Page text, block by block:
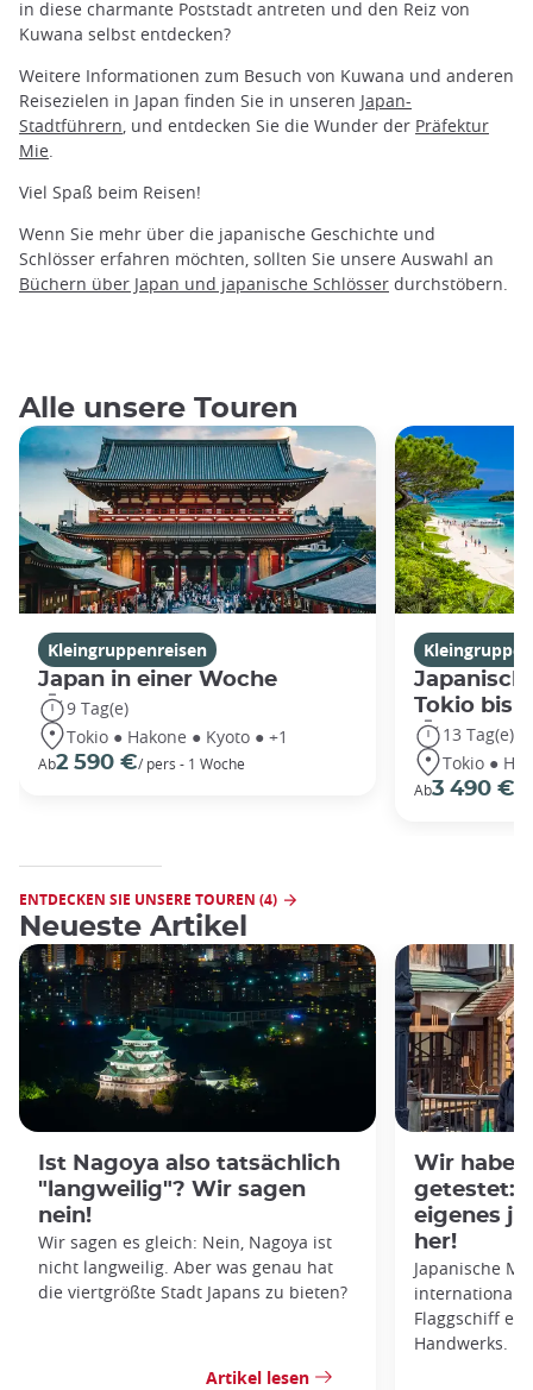
in diese charmante Poststadt antreten und den Reiz von
Kuwana selbst entdecken?
Weitere Informationen zum Besuch von Kuwana und anderen
Reisezielen in Japan finden Sie in unseren Japan-
Stadtführern , und entdecken Sie die Wunder der Präfektur
Mie
Viel Spaß beim Reisen!
Wenn Sie mehr über die japanische Geschichte und
Schlösser erfahren möchten, sollten Sie unsere Auswahl an
Büchern über Japan und japanische Schlösser durchstöbern.
Alle unsere Touren
Kleingruppenreisen
Japan in einer Woche
9 Tag(e)
Tokio ● Hakone ● Kyoto ● +1
Ab2 590 €/ pers - 1 Woche
Tokio bis
13 Tag(e)
Tokio ●
Ab3 490 €
ENTDECKEN SIE UNSERE TOUREN (4)
Neueste Artikel
Ist Nagoya also tatsächlich
"langweilig"? Wir sagen
nein!
Wir sagen es gleich: Nein, Nagoya ist
nicht langweilig. Aber was genau hat
die viertgrößte Stadt Japans zu bieten?
Artikel lesen
Wir haben
getestet:
eigenes
her!
Japanische
international
Flaggschiff
Handwerks.